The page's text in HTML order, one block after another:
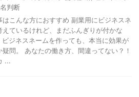
判断
はこんな方におすすめ 副業用にビジネスネ
えているけれど、まだふんぎりが付かな
ビジネスネームを作っても、本当に効果が
疑問。 あなたの働き方、間違ってない？！
...